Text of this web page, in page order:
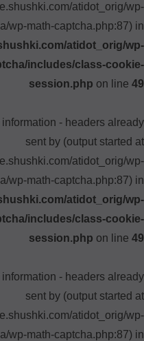
atidot_orig/wp-
wp-math-captcha.php:87) in
atidot_orig/wp-
includes/class-cookie-
session.php on line 49
- headers already
sent by (output started at
atidot_orig/wp-
wp-math-captcha.php:87) in
atidot_orig/wp-
includes/class-cookie-
session.php on line 49
- headers already
sent by (output started at
atidot_orig/wp-
wp-math-captcha.php:87) in